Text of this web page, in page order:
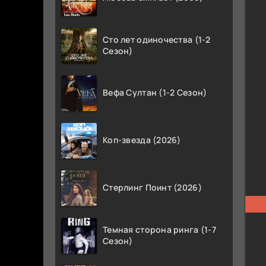
Сто лет одиночества (1-2
Сезон)
Вефа Султан (1-2 Сезон)
Коп-звезда (2026)
Стерлинг Поинт (2026)
Темная сторона ринга (1-7
Сезон)